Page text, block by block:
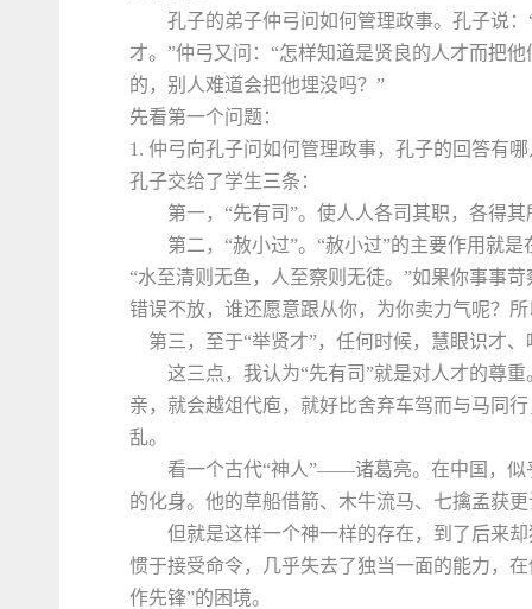
孔子的弟子仲弓问如何管理政事。孔子说
才。”仲弓又问：“怎样知道是贤良的人才而把
的，别人难道会把他埋没吗？”
先看第一个问题：
1. 仲弓向孔子问如何管理政事，孔子的回答有
孔子交给了学生三条：
第一，“先有司”。使人人各司其职，各得其
第二，“赦小过”。“赦小过”的主要作用就
“水至清则无鱼，人至察则无徒。”如果你事事
错误不放，谁还愿意跟从你，为你卖力气呢？
第三，至于“举贤才”，任何时候，慧眼识才
这三点，我认为“先有司”就是对人才的尊
亲，就会越俎代庖，就好比舍弃车驾而与马同
乱。
看一个古代“神人”——诸葛亮。在中国，似
的化身。他的草船借箭、木牛流马、七擒孟获
但就是这样一个神一样的存在，到了后来
惯于接受命令，几乎失去了独当一面的能力，
作先锋”的困境。